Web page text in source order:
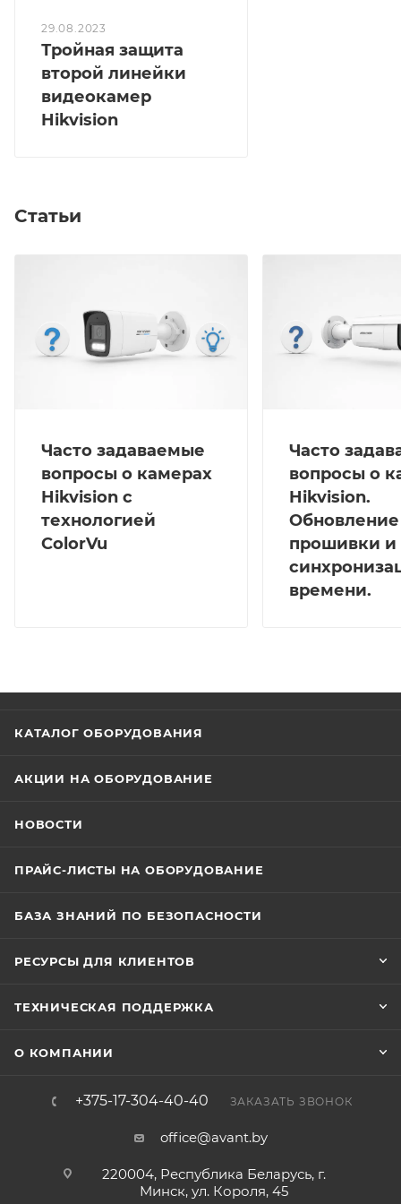
29.08.2023
Тройная защита
второй линейки
видеокамер
Hikvision
Статьи
Часто задаваемые
вопросы о камерах
Hikvision с
технологией
ColorVu
Часто
вопросы о
Hikvision.
Обновление
прошивки и
времени.
КАТАЛОГ ОБОРУДОВАНИЯ
АКЦИИ НА ОБОРУДОВАНИЕ
НОВОСТИ
ПРАЙС-ЛИСТЫ НА ОБОРУДОВАНИЕ
БАЗА ЗНАНИЙ ПО БЕЗОПАСНОСТИ
РЕСУРСЫ ДЛЯ КЛИЕНТОВ
ТЕХНИЧЕСКАЯ ПОДДЕРЖКА
О КОМПАНИИ
+375-17-304-40-40 ЗАКАЗАТЬ ЗВОНОК
office@avant.by
220004, Республика Беларусь, г.
Минск, ул. Короля, 45